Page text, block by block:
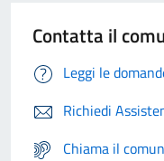
Contatta il
Leggi le
Richiedi
Chiama il